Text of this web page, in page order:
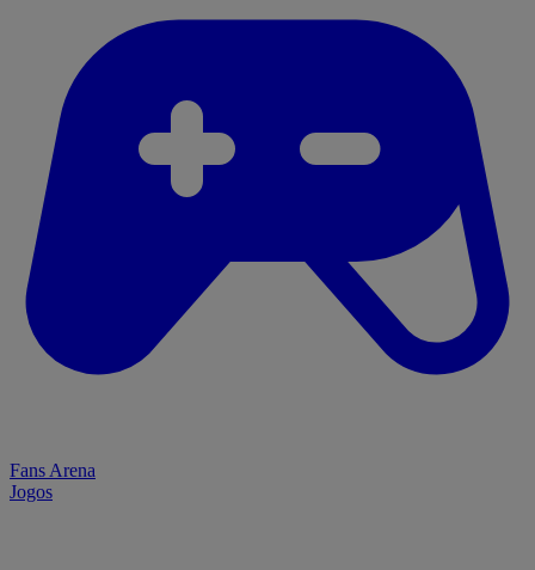
Fans Arena
Jogos